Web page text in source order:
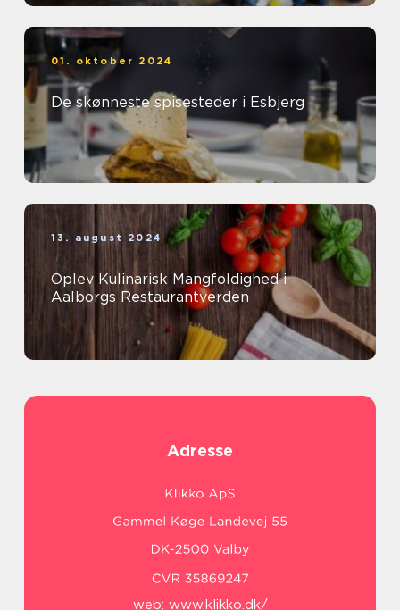
01. oktober 2024
De skønneste spisesteder i Esbjerg
13. august 2024
Oplev Kulinarisk Mangfoldighed i
Aalborgs Restaurantverden
Adresse
web: www.klikko.dk/